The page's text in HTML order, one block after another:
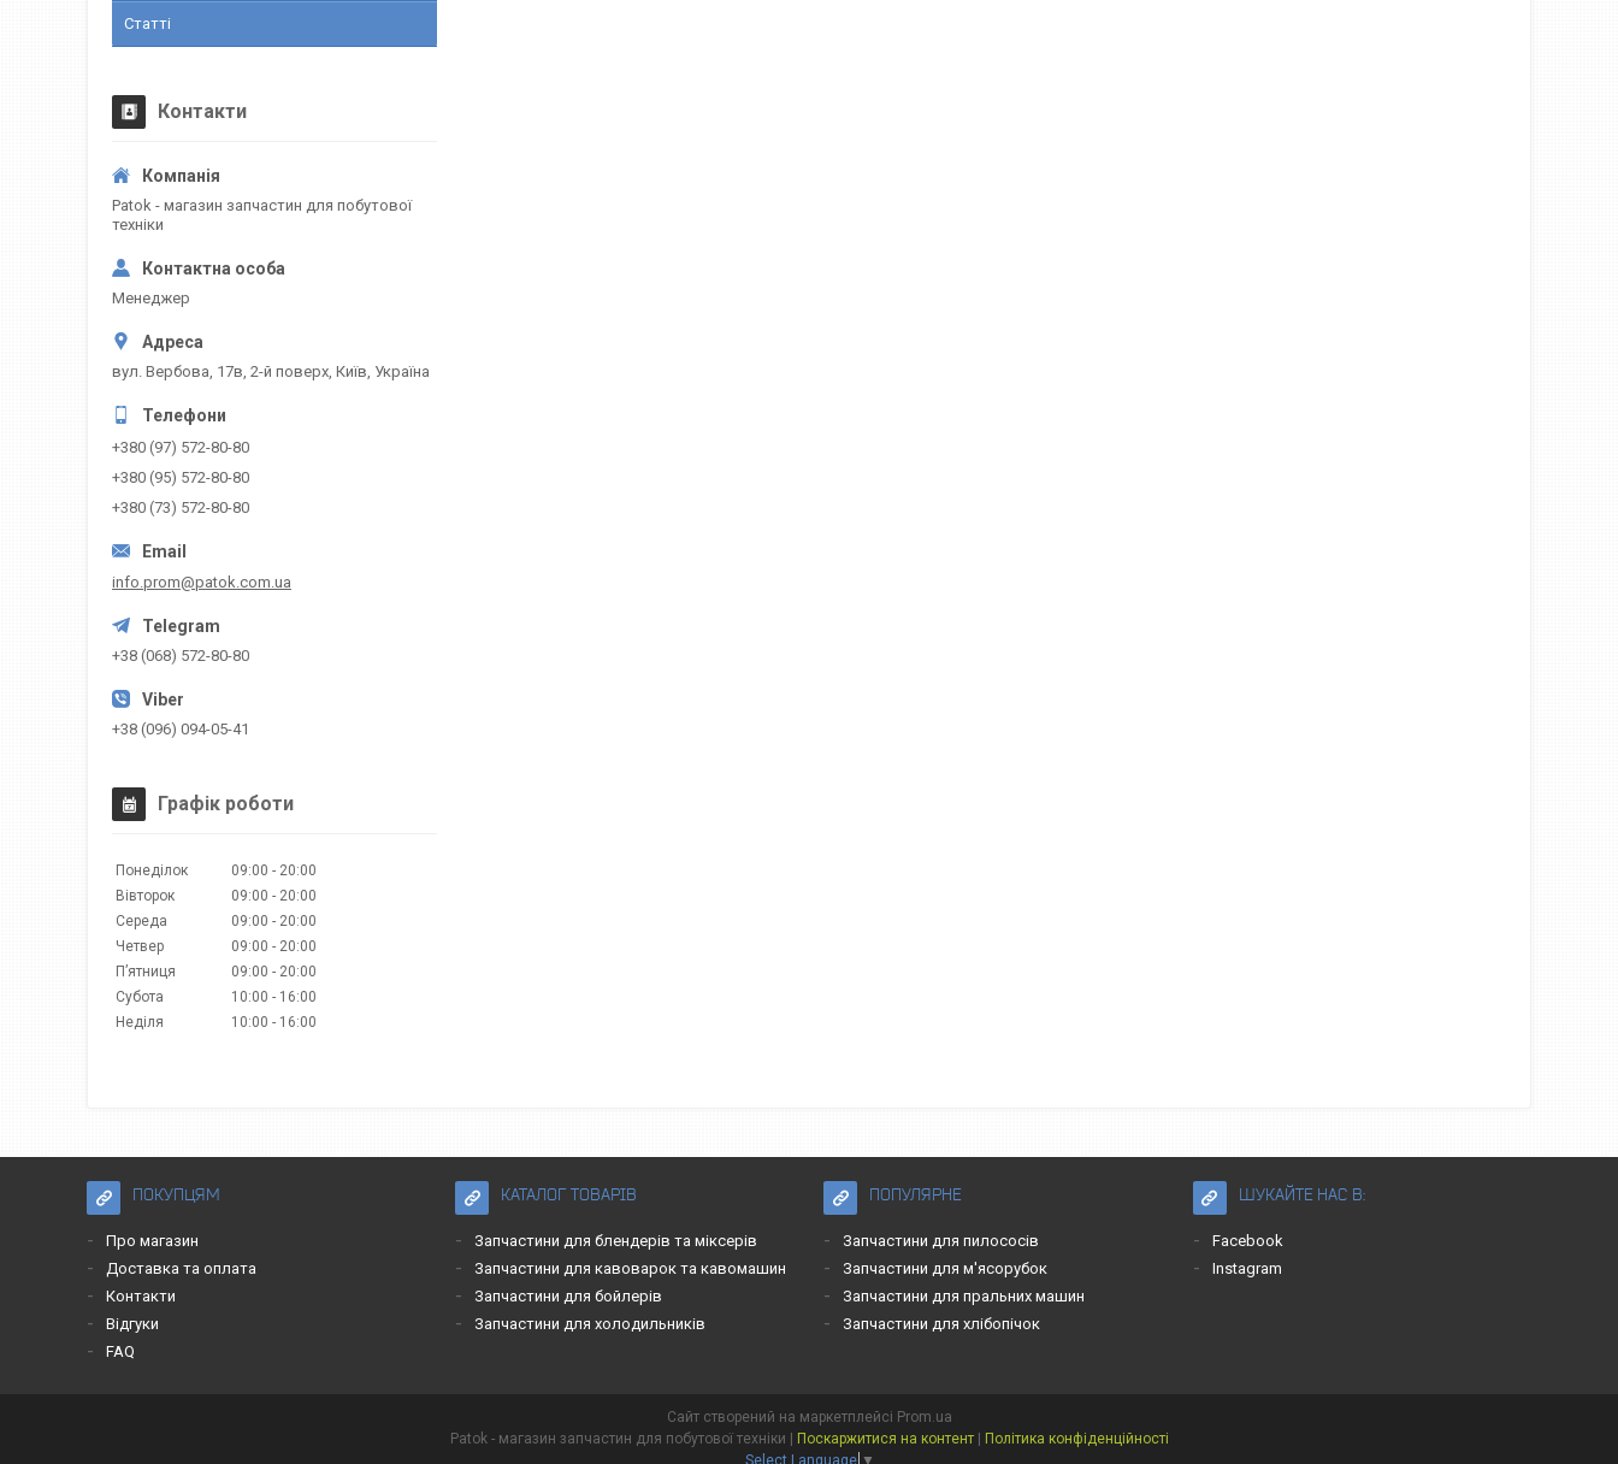
Статті
Контакти
Patok - магазин запчастин для побутової
техніки
Менеджер
вул. Вербова, 17в, 2-й поверх, Київ, Україна
+380 (97) 572-80-80
+380 (95) 572-80-80
+380 (73) 572-80-80
info.prom@patok.com.ua
+38 (068) 572-80-80
+38 (096) 094-05-41
Графік роботи
Понеділок 09:00
20:00
Вівторок
09:00
20:00
Середа
09:00
20:00
Четвер
09:00
20:00
Пʼятниця
09:00
20:00
Субота
10:00
16:00
Неділя
10:00 16:00
ПОКУПЦЯМ
Про магазин
Доставка та оплата
Контакти
Відгуки
FAQ
КАТАЛОГ ТОВАРІВ
Запчастини для блендерів та міксерів
Запчастини для кавоварок та кавомашин
Запчастини для бойлерів
Запчастини для холодильників
ПОПУЛЯРНЕ
Запчастини для пилососів
Запчастини для м'ясорубок
Запчастини для пральних машин
Запчастини для хлібопічок
ШУКАЙТЕ НАС В:
Facebook
Instagram
Сайт створений на маркетплейсі Prom.ua
Patok - магазин запчастин для побутової техніки | Поскаржитися на контент | Політика конфіденційності